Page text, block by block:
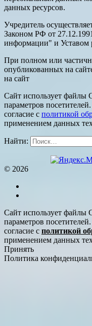
данных ресурсов.
Учредитель
Законом РФ от
информации" и Уставом
При полном или
опубликованных на
на сайт
Сайт использует файлы
параметров
согласие с политикой
применением данных
Найти:
© 2026
Сайт использует файлы
параметров
согласие с политикой
применением данных
Принять
Политика